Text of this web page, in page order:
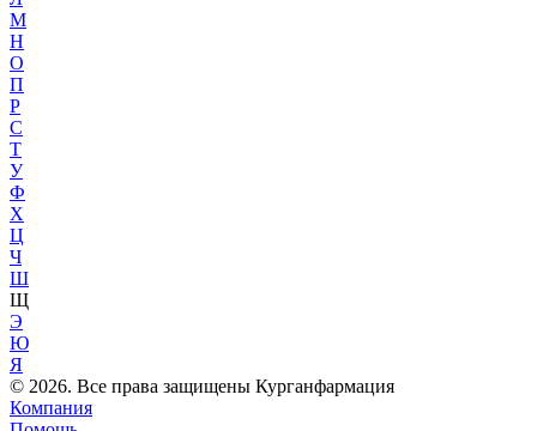
М
Н
О
П
Р
С
Т
У
Ф
Х
Ц
Ч
Ш
Щ
Э
Ю
Я
© 2026. Все права защищены Курганфармация
Компания